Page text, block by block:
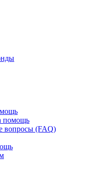
помощь
вопросы (FAQ)